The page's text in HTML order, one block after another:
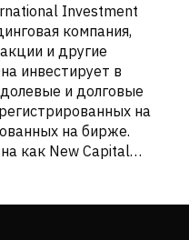
Investment
компания,
и другие
инвестирует в
и долговые
на
на бирже.
как New Capital
Компания была